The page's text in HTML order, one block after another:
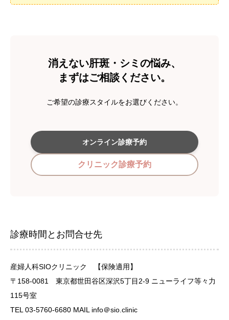
消えない肝斑・シミの悩み、
まずはご相談ください。
ご希望の診療スタイルをお選びください。
オンライン診療予約
クリニック診療予約
診療時間とお問合せ先
産婦人科SIOクリニック 【保険適用】
〒158-0081 東京都世田谷区深沢5丁目2-9 ニューライフ等々力
115号室
TEL 03-5760-6680 MAIL info＠sio.clinic